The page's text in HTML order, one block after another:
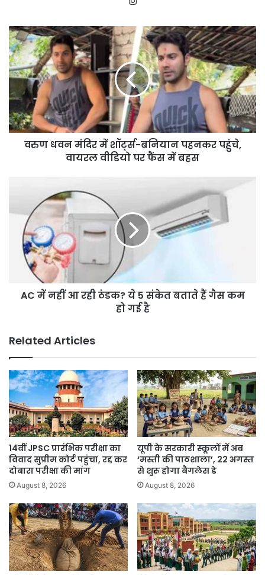
वरुण
धवन
मंदिर
में
शॉर्ट्स-
बनियान
पहनकर
पहुंचे,
वायरल
वीडियोवरुण धवन मंदिर में शॉर्ट्स-बनियान पहनकर पहुंचे,
वायरल वीडियो पर फैंस में बहस
ठंडक?
हो
गई
है
AC में नहीं आ रही ठंडक? ये 5 संकेत बताते हैं गैस कम
हो गई है
Related Articles
14वीं JPSC प्रारंभिक परीक्षा का
विवाद सुप्रीम कोर्ट पहुंचा, रद्द कर
दोबारा परीक्षा की मांग
August 8, 2026
यूपी के सरकारी स्कूलों में अब
‘मस्ती की पाठशाला’, 22 अगस्त
से शुरू होगा बैगलेस डे
August 8, 2026